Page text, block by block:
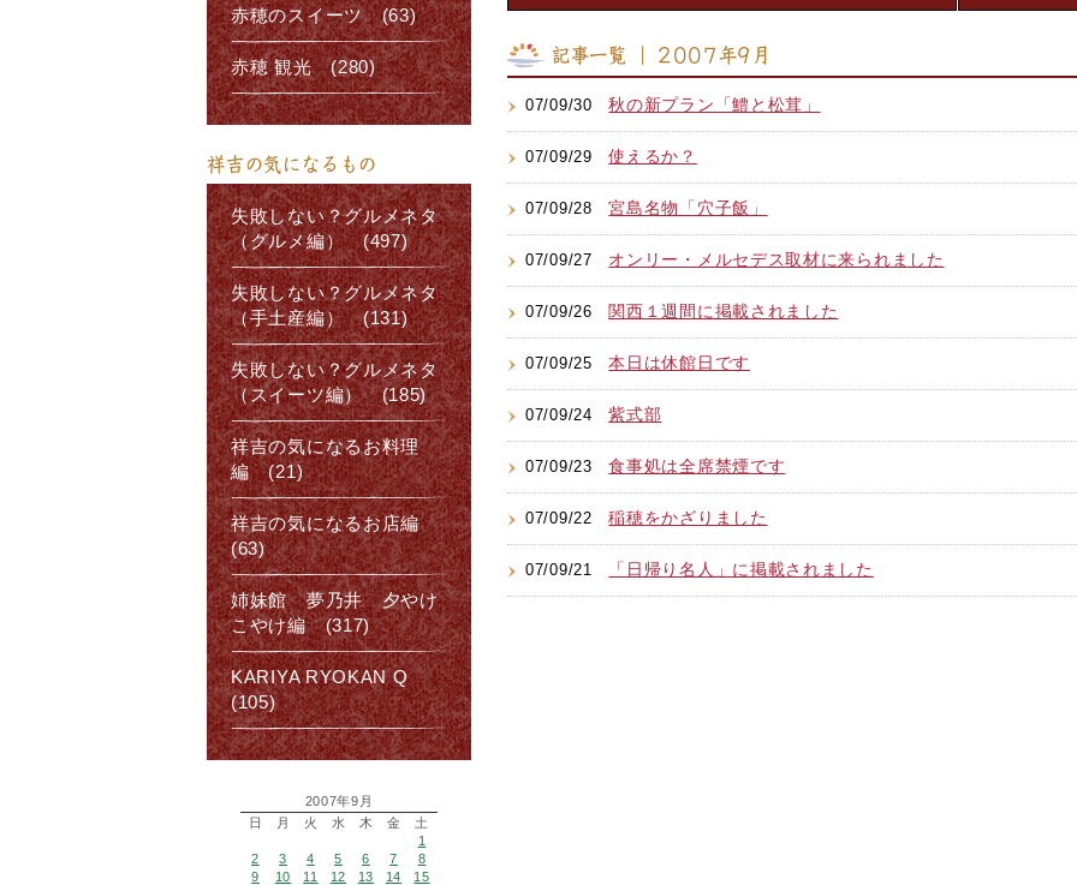
記事一覧 ｜ 2007年9月
07/09/30秋の新プラン「鱧と松茸」
07/09/29使えるか？
07/09/28宮島名物「穴子飯」
07/09/27 オンリー・メルセデス取材に来られました
07/09/26 関西１週間に掲載されました
07/09/25本日は休館日です
07/09/24紫式部
07/09/23食事処は全席禁煙です
07/09/22稲穂をかざりました
07/09/21 「日帰り名人」に掲載されました
赤穂のスイーツ (63)
赤穂 観光 (280)
祥吉の気になるもの
失敗しない？グルメネタ
（グルメ編） (497)
失敗しない？グルメネタ
（手土産編） (131)
失敗しない？グルメネタ
（スイーツ編） (185)
祥吉の気になるお料理
編 (21)
祥吉の気になるお店編
(63)
姉妹館 夢乃井 夕やけ
こやけ編 (317)
KARIYA RYOKAN Q
(105)
2007年9月
日
月 火 水 木 金
土
1
2
3 4 5 6 7
8
9
10 11 12 13 14
15